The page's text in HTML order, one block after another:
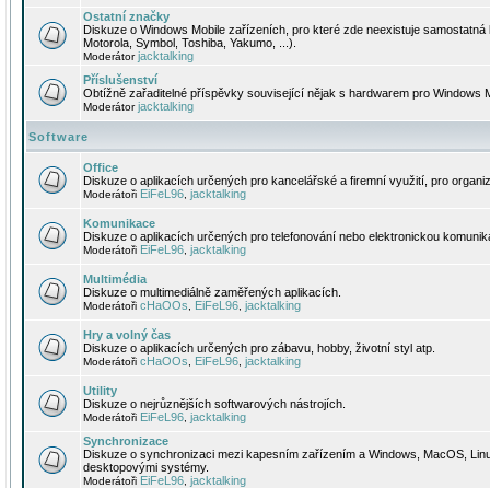
Ostatní značky
Diskuze o Windows Mobile zařízeních, pro které zde neexistuje
Motorola, Symbol, Toshiba, Yakumo, ...).
Moderátorjacktalking
Příslušenství
Obtížně zařaditelné příspěvky související nějak s hardwarem pro Windows
Moderátorjacktalking
Software
Office
Diskuze o aplikacích určených pro kancelářské a firemní využití, pro
Moderátoři EiFeL96 jacktalking
Komunikace
Diskuze o aplikacích určených pro telefonování nebo elektronickou
Moderátoři EiFeL96 jacktalking
Multimédia
Diskuze o multimediálně zaměřených aplikacích.
Moderátoři cHaOOs EiFeL96 jacktalking
Hry a volný čas
Diskuze o aplikacích určených pro zábavu, hobby, životní styl atp.
Moderátoři cHaOOs EiFeL96 jacktalking
Utility
Diskuze o nejrůznějších softwarových nástrojích.
Moderátoři EiFeL96 jacktalking
Synchronizace
Diskuze o synchronizaci mezi kapesním zařízením a Windows, MacOS,
desktopovými systémy.
Moderátoři EiFeL96 jacktalking